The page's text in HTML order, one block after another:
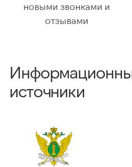
новыми звонками и
отзывами
источники